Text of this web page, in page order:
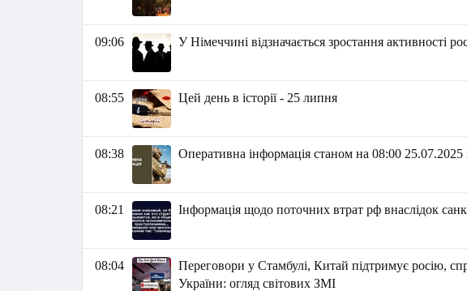
09:06 У Німеччині відзначається зростання активності
08:55 Цей день в історії - 25 липня
08:38 Оперативна інформація станом на 08:00 25.07.2025
08:21 Інформація щодо поточних втрат рф внаслідок
08:04
Переговори у Стамбулі, Китай підтримує росію,
України: огляд світових ЗМІ